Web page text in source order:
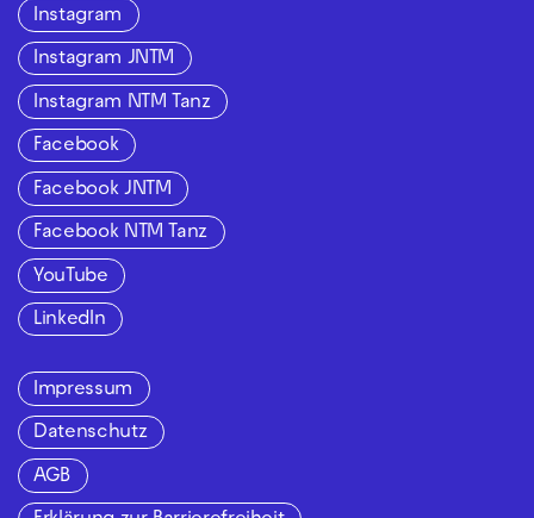
Instagram
Instagram JNTM
Instagram NTM Tanz
Facebook
Facebook JNTM
Facebook NTM Tanz
YouTube
LinkedIn
Impressum
Datenschutz
AGB